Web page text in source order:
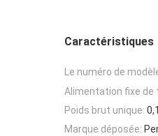
Caractéristiques
Le numéro de
Alimentation fixe de
Poids brut unique:
Marque déposée: